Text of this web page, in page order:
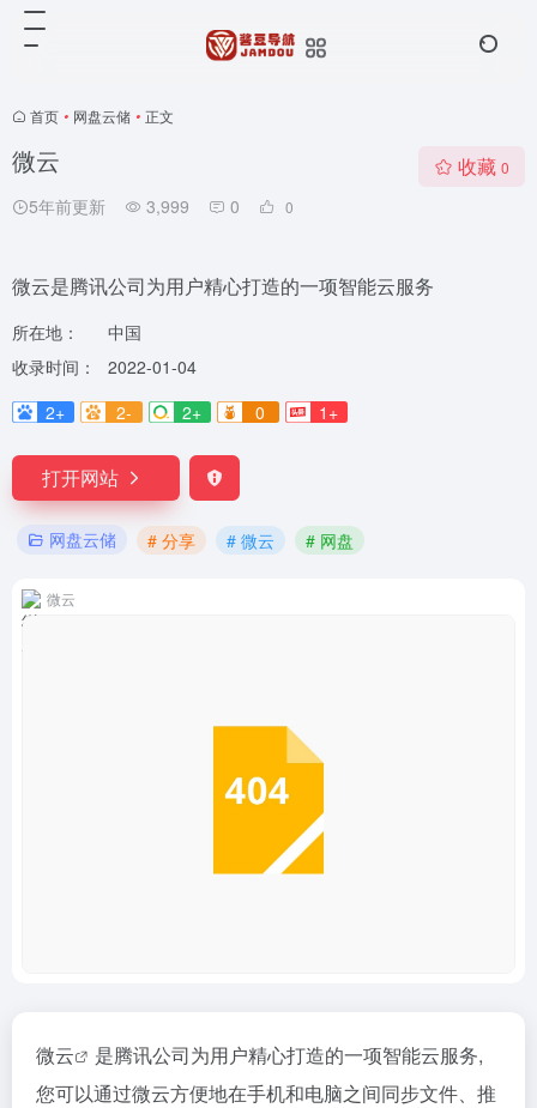
首页 • 网盘云储 • 正文
微云
5年前更新 3,999 0 0
收藏 0
微云是腾讯公司为用户精心打造的一项智能云服务
所在地：
中国
收录时间：
2022-01-04
2+
2- 2+ 0 1+
打开网站
网盘云储 # 分享 # 微云 # 网盘
微云
微云
是腾讯公司为用户精心打造的一项智能云服务,
您可以通过微云方便地在手机和电脑之间同步文件、推